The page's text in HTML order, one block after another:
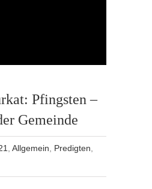
Pfingsten –
Gemeinde
,Allgemein Predigten